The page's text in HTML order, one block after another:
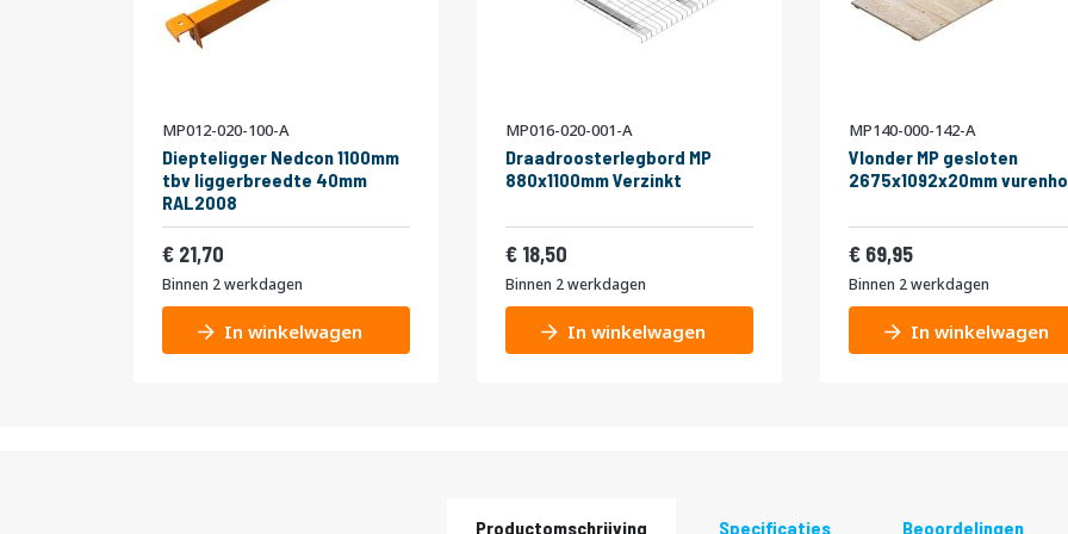
MP012-020-100-A
Diepteligger Nedcon 1100mm
tbv liggerbreedte 40mm
RAL2008
21,70
Binnen 2 werkdagen
In winkelwagen
MP016-020-001-A
Draadroosterlegbord MP
880x1100mm Verzinkt
18,50
Binnen 2 werkdagen
In winkelwagen
MP140-000-142-A
Vlonder MP gesloten
2675x1092x20mm
69,95
Binnen 2 werkdagen
In winkelwagen
Productomschrijving Specificaties Beoordelingen